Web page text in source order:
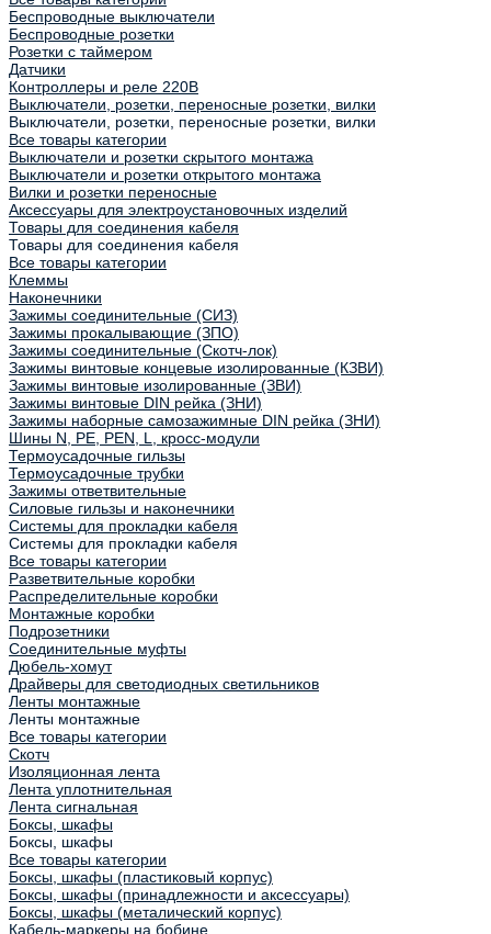
Беспроводные выключатели
Беспроводные розетки
Розетки с таймером
Датчики
Контроллеры и реле 220В
Выключатели, розетки, переносные розетки, вилки
Выключатели, розетки, переносные розетки, вилки
Все товары категории
Выключатели и розетки скрытого монтажа
Выключатели и розетки открытого монтажа
Вилки и розетки переносные
Аксессуары для электроустановочных изделий
Товары для соединения кабеля
Товары для соединения кабеля
Все товары категории
Клеммы
Наконечники
Зажимы соединительные (СИЗ)
Зажимы прокалывающие (ЗПО)
Зажимы соединительные (Скотч-лок)
Зажимы винтовые концевые изолированные (КЗВИ)
Зажимы винтовые изолированные (ЗВИ)
Зажимы винтовые DIN рейка (ЗНИ)
Зажимы наборные самозажимные DIN рейка (ЗНИ)
Шины N, PE, PEN, L, кросс-модули
Термоусадочные гильзы
Термоусадочные трубки
Зажимы ответвительные
Силовые гильзы и наконечники
Системы для прокладки кабеля
Системы для прокладки кабеля
Все товары категории
Разветвительные коробки
Распределительные коробки
Монтажные коробки
Подрозетники
Соединительные муфты
Дюбель-хомут
Драйверы для светодиодных светильников
Ленты монтажные
Ленты монтажные
Все товары категории
Скотч
Изоляционная лента
Лента уплотнительная
Лента сигнальная
Боксы, шкафы
Боксы, шкафы
Все товары категории
Боксы, шкафы (пластиковый корпус)
Боксы, шкафы (принадлежности и аксессуары)
Боксы, шкафы (металический корпус)
Кабель-маркеры на бобине